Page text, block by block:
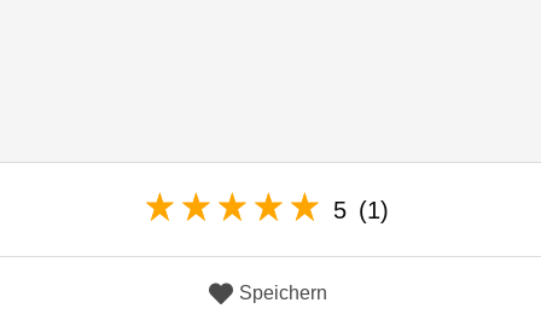
5 (1)
Speichern